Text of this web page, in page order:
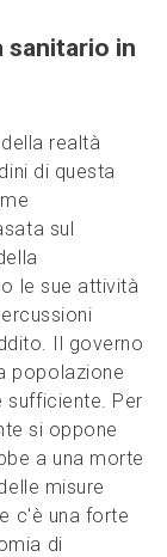
sanitario in
realtà
di questa
sul
le sue attività
Il governo
popolazione
sufficiente. Per
si oppone
a una morte
misure
c'è una forte
di